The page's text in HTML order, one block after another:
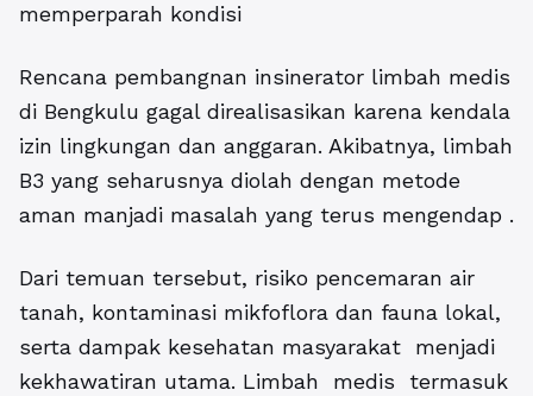
memperparah kondisi
Rencana pembangnan insinerator limbah medis
di Bengkulu gagal direalisasikan karena kendala
izin lingkungan dan anggaran. Akibatnya, limbah
B3 yang seharusnya diolah dengan metode
aman manjadi masalah yang terus mengendap .
Dari temuan tersebut, risiko pencemaran air
tanah, kontaminasi mikfoflora dan fauna lokal,
serta dampak kesehatan masyarakat menjadi
kekhawatiran utama. Limbah medis termasuk